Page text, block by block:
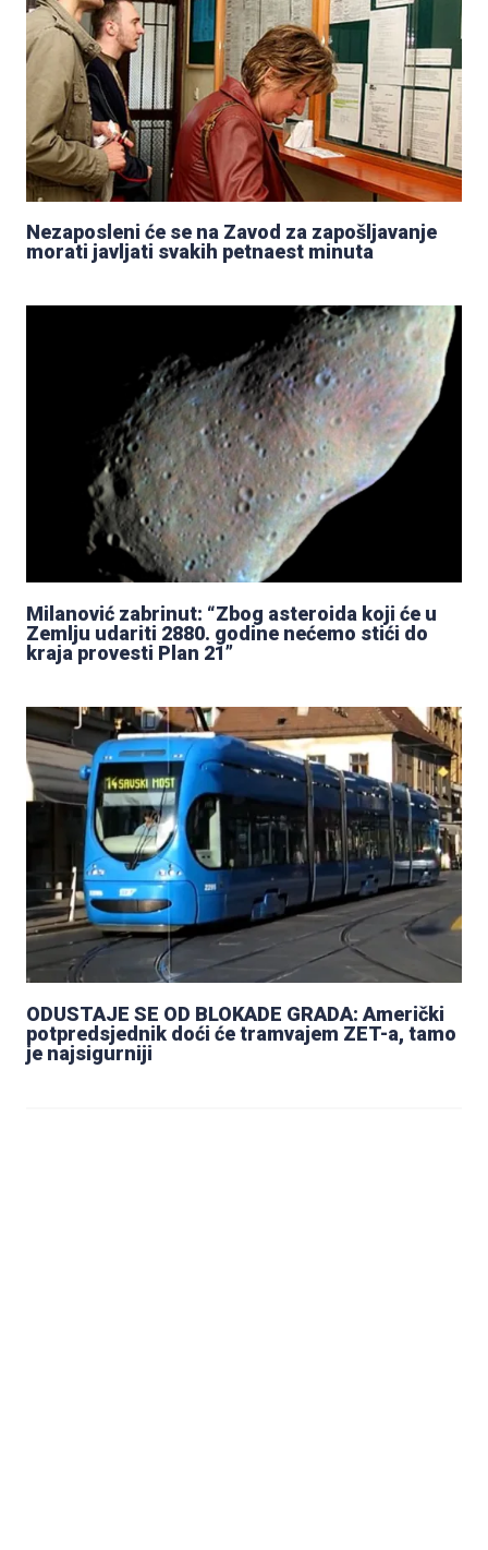
Nezaposleni će se na Zavod za zapošljavanje
morati javljati svakih petnaest minuta
Milanović zabrinut: “Zbog asteroida koji će u
Zemlju udariti 2880. godine nećemo stići do
kraja provesti Plan 21”
ODUSTAJE SE OD BLOKADE GRADA: Američki
potpredsjednik doći će tramvajem ZET-a, tamo
je najsigurniji